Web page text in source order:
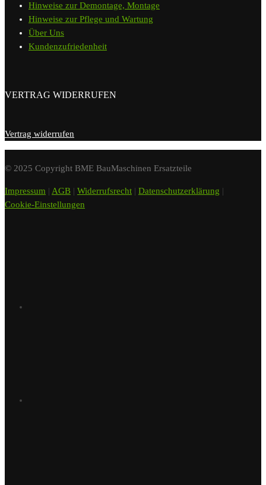
Hinweise zur Demontage, Montage
Hinweise zur Pflege und Wartung
Über Uns
Kundenzufriedenheit
VERTRAG WIDERRUFEN
Vertrag widerrufen
© 2025 Copyright BME BauMaschinen Ersatzteile
Impressum | AGB | Widerrufsrecht | Datenschutzerklärung |
Cookie-Einstellungen